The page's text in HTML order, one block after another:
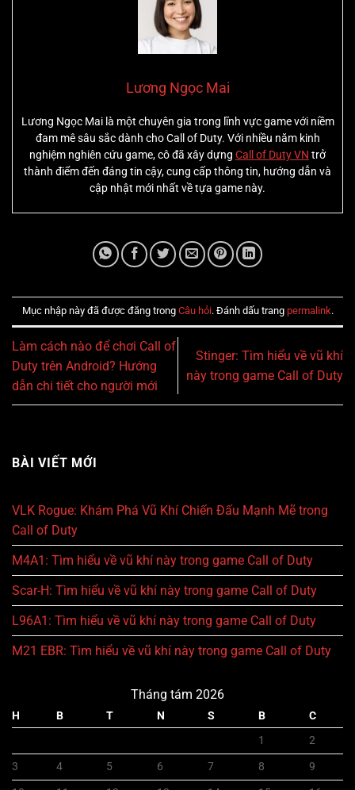
Lương Ngọc Mai
Lương Ngọc Mai là một chuyên gia trong lĩnh vực game với niềm
đam mê sâu sắc dành cho Call of Duty. Với nhiều năm kinh
nghiệm nghiên cứu game, cô đã xây dựng Call of Duty VN trở
thành điểm đến đáng tin cậy, cung cấp thông tin, hướng dẫn và
cập nhật mới nhất về tựa game này.
Mục nhập này đã được đăng trong Câu hỏi. Đánh dấu trang permalink.
Làm cách nào để chơi Call of
Duty trên Android? Hướng
dẫn chi tiết cho người mới
Stinger: Tìm hiểu về vũ khí
này trong game Call of Duty
BÀI VIẾT MỚI
VLK Rogue: Khám Phá Vũ Khí Chiến Đấu Mạnh Mẽ trong
Call of Duty
M4A1: Tìm hiểu về vũ khí này trong game Call of Duty
Scar-H: Tìm hiểu về vũ khí này trong game Call of Duty
L96A1: Tìm hiểu về vũ khí này trong game Call of Duty
M21 EBR: Tìm hiểu về vũ khí này trong game Call of Duty
Tháng tám 2026
H B T N S B
C
1
2
3
4 5 6 7 8
9